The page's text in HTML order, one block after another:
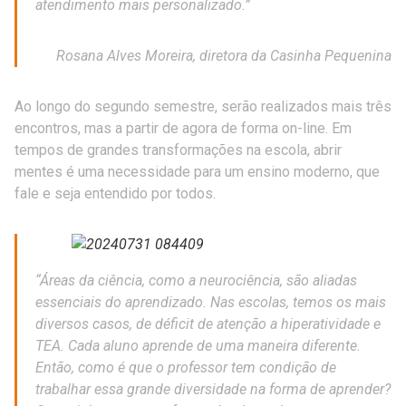
atendimento mais personalizado.”
Rosana Alves Moreira, diretora da Casinha Pequenina
Ao longo do segundo semestre, serão realizados mais três
encontros, mas a partir de agora de forma on-line. Em
tempos de grandes transformações na escola, abrir
mentes é uma necessidade para um ensino moderno, que
fale e seja entendido por todos.
“Áreas da ciência, como a neurociência, são aliadas
essenciais do aprendizado. Nas escolas, temos os mais
diversos casos, de déficit de atenção a hiperatividade e
TEA. Cada aluno aprende de uma maneira diferente.
Então, como é que o professor tem condição de
trabalhar essa grande diversidade na forma de aprender?